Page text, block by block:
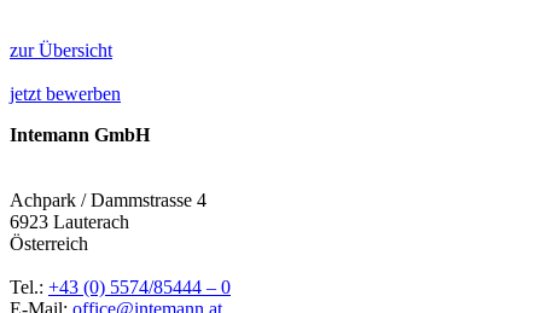
zur Übersicht
jetzt bewerben
Intemann GmbH
Achpark / Dammstrasse 4
6923 Lauterach
Österreich
Tel.: +43 (0) 5574/85444 – 0